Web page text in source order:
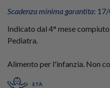
Scadenza minima garantita:
Indicato dal 4° mese
Pediatra.
Alimento per l'infanzia. Non
ETÀ